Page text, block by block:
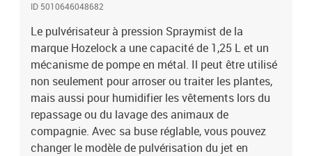
ID 5010646048682
Le pulvérisateur à pression Spraymist de la
marque Hozelock a une capacité de 1,25 L et un
mécanisme de pompe en métal. Il peut être utilisé
non seulement pour arroser ou traiter les plantes,
mais aussi pour humidifier les vêtements lors du
repassage ou du lavage des animaux de
compagnie. Avec sa buse réglable, vous pouvez
changer le modèle de pulvérisation du jet en